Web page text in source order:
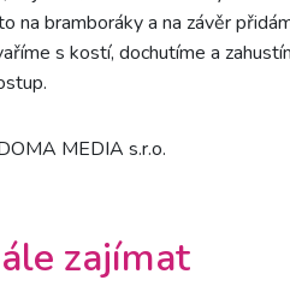
na bramboráky a na závěr
s kostí, dochutíme a
MEDIA s.r.o.
zajímat